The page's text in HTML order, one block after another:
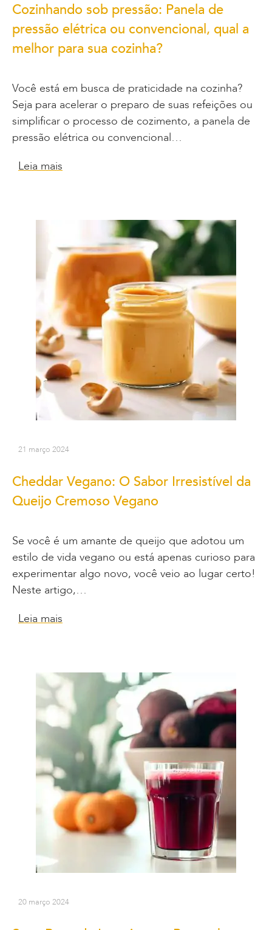
Cozinhando sob pressão: Panela de
pressão elétrica ou convencional, qual a
melhor para sua cozinha?
Você está em busca de praticidade na cozinha?
Seja para acelerar o preparo de suas refeições ou
simplificar o processo de cozimento, a panela de
pressão elétrica ou convencional…
Leia mais
21 março 2024
Cheddar Vegano: O Sabor Irresistível da
Queijo Cremoso Vegano
Se você é um amante de queijo que adotou um
estilo de vida vegano ou está apenas curioso para
experimentar algo novo, você veio ao lugar certo!
Neste artigo,…
Leia mais
20 março 2024